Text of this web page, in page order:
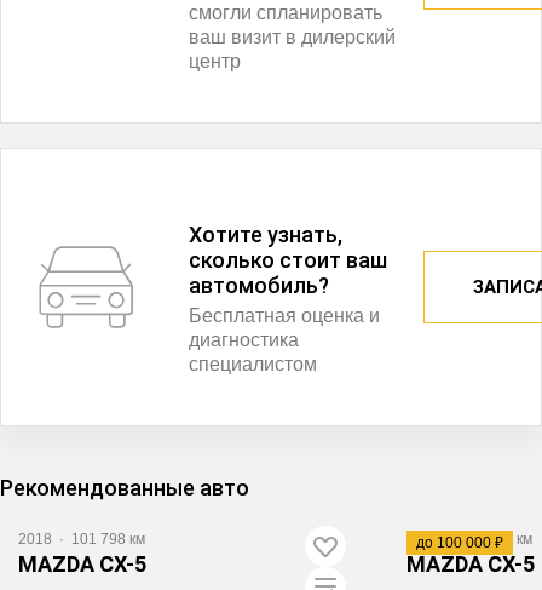
смогли спланировать
ваш визит в дилерский
центр
Хотите узнать,
сколько стоит ваш
автомобиль?
Бесплатная оценка и
диагностика
специалистом
Рекомендованные авто
2018 · 101 798 км
MAZDA CX-5
до 100 000 ₽
2018 ·113 932 км
MAZDA CX-5